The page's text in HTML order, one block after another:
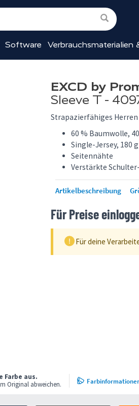
Software Verbrauchsmaterialien
EXCD by
Sleeve T -
Strapazierfähiges
60 % Baumwolle,
Single-Jersey, 180
Seitennähte
Verstärkte
Artikelbeschreibung
Für Preise
Für deine
Farbe aus.
Original abweichen.